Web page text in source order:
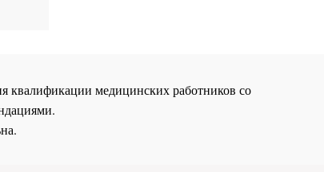
квалификации медицинских работников со